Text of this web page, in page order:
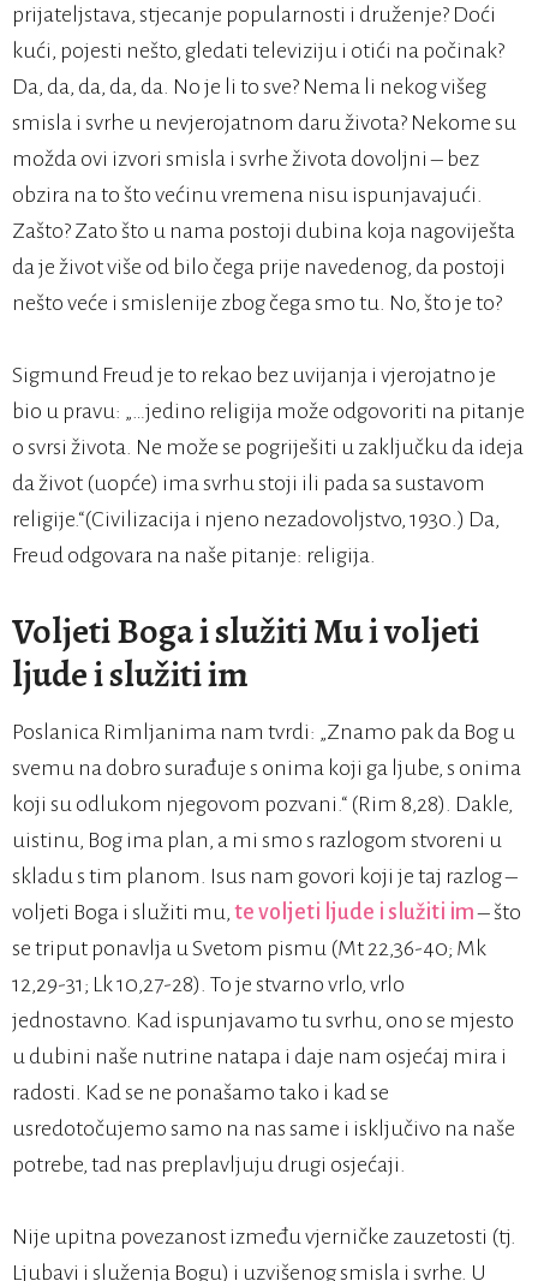
prijateljstava, stjecanje popularnosti i druženje? Doći
kući, pojesti nešto, gledati televiziju i otići na počinak?
Da, da, da, da, da. No je li to sve? Nema li nekog višeg
smisla i svrhe u nevjerojatnom daru života? Nekome su
možda ovi izvori smisla i svrhe života dovoljni – bez
obzira na to što većinu vremena nisu ispunjavajući.
Zašto? Zato što u nama postoji dubina koja nagoviješta
da je život više od bilo čega prije navedenog, da postoji
nešto veće i smislenije zbog čega smo tu. No, što je to?
Sigmund Freud je to rekao bez uvijanja i vjerojatno je
bio u pravu: „…jedino religija može odgovoriti na pitanje
o svrsi života. Ne može se pogriješiti u zaključku da ideja
da život (uopće) ima svrhu stoji ili pada sa sustavom
religije.“(Civilizacija i njeno nezadovoljstvo, 1930.) Da,
Freud odgovara na naše pitanje: religija.
Voljeti Boga i služiti Mu i voljeti
ljude i služiti im
Poslanica Rimljanima nam tvrdi: „Znamo pak da Bog u
svemu na dobro surađuje s onima koji ga ljube, s onima
koji su odlukom njegovom pozvani.“ (Rim 8,28). Dakle,
uistinu, Bog ima plan, a mi smo s razlogom stvoreni u
skladu s tim planom. Isus nam govori koji je taj razlog –
voljeti Boga i služiti mu, te voljeti ljude i služiti im– što
se triput ponavlja u Svetom pismu (Mt 22,36-40; Mk
12,29-31; Lk 10,27-28). To je stvarno vrlo, vrlo
jednostavno. Kad ispunjavamo tu svrhu, ono se mjesto
u dubini naše nutrine natapa i daje nam osjećaj mira i
radosti. Kad se ne ponašamo tako i kad se
usredotočujemo samo na nas same i isključivo na naše
potrebe, tad nas preplavljuju drugi osjećaji.
Nije upitna povezanost između vjerničke zauzetosti (tj.
Ljubavi i služenja Bogu) i uzvišenog smisla i svrhe. U